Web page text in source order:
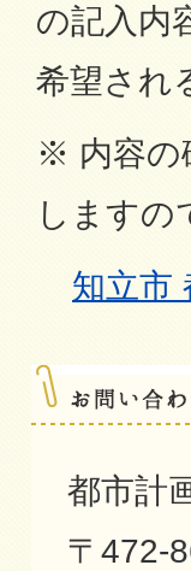
の記入内
希望され
※ 内容の
しますの
知立市
都市計
〒472-